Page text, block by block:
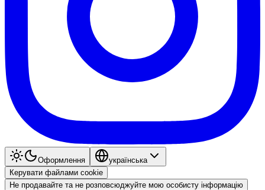
Оформлення
українська
Керувати файлами cookie
Не продавайте та не розповсюджуйте мою особисту інформацію